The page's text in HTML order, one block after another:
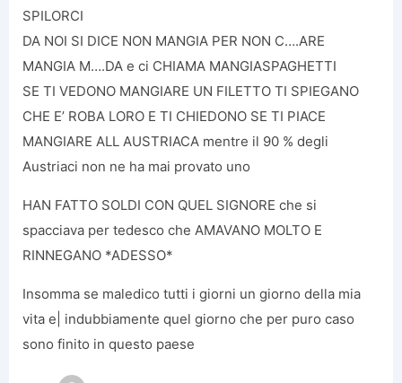
SPILORCI
DA NOI SI DICE NON MANGIA PER NON C….ARE
MANGIA M….DA e ci CHIAMA MANGIASPAGHETTI
SE TI VEDONO MANGIARE UN FILETTO TI SPIEGANO
CHE E’ ROBA LORO E TI CHIEDONO SE TI PIACE
MANGIARE ALL AUSTRIACA mentre il 90 % degli
Austriaci non ne ha mai provato uno
HAN FATTO SOLDI CON QUEL SIGNORE che si
spacciava per tedesco che AMAVANO MOLTO E
RINNEGANO *ADESSO*
Insomma se maledico tutti i giorni un giorno della mia
vita e| indubbiamente quel giorno che per puro caso
sono finito in questo paese